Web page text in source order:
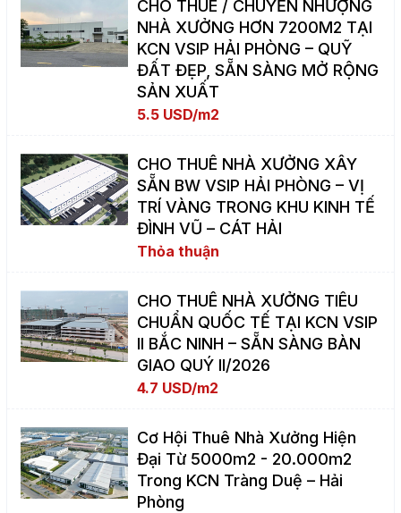
CHO THUÊ / CHUYỂN NHƯỢNG
NHÀ XƯỞNG HƠN 7200M2 TẠI
KCN VSIP HẢI PHÒNG – QUỸ
ĐẤT ĐẸP, SẴN SÀNG MỞ RỘNG
SẢN XUẤT
5.5 USD/m2
CHO THUÊ NHÀ XƯỞNG XÂY
SẴN BW VSIP HẢI PHÒNG – VỊ
TRÍ VÀNG TRONG KHU KINH TẾ
ĐÌNH VŨ – CÁT HẢI
Thỏa thuận
CHO THUÊ NHÀ XƯỞNG TIÊU
CHUẨN QUỐC TẾ TẠI KCN VSIP
II BẮC NINH – SẴN SÀNG BÀN
GIAO QUÝ II/2026
4.7 USD/m2
Cơ Hội Thuê Nhà Xưởng Hiện
Đại Từ 5000m2 - 20.000m2
Trong KCN Tràng Duệ – Hải
Phòng